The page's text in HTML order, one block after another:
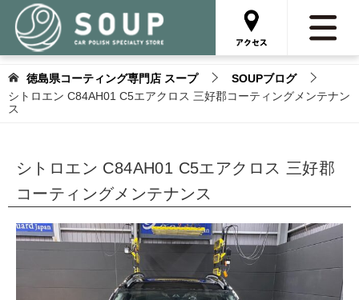
徳島県コーティング専門店 スープ
SOUPブログ
シトロエン C84AH01 C5エアクロス 三好郡コーティングメンテナン
ス
シトロエン C84AH01 C5エアクロス 三好郡
コーティングメンテナンス